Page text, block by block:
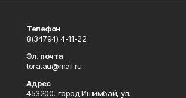
Телефон
8(34794) 4-11-22
Эл. почта
toratau@mail.ru
Адрес
453200, город Ишимбай, ул.